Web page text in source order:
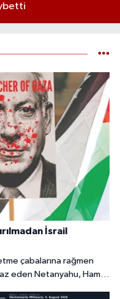
İsrail
çabalarına rağmen
eden Netanyahu, Hamas